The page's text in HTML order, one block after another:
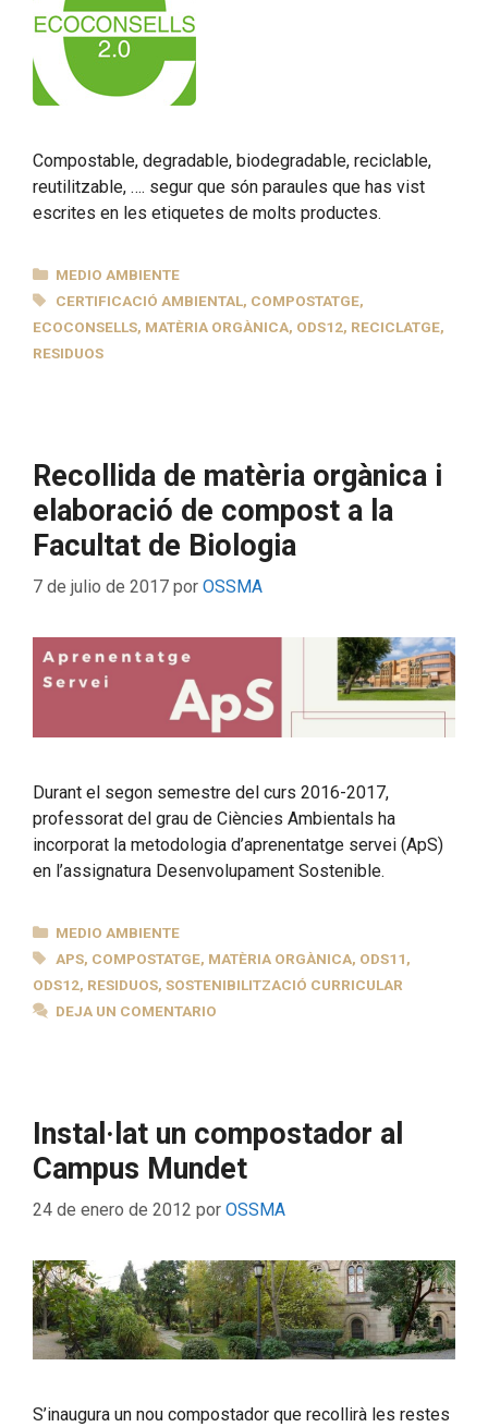
Compostable, degradable, biodegradable, reciclable,
reutilitzable, …. segur que són paraules que has vist
escrites en les etiquetes de molts productes.
CATEGORÍAS
MEDIO AMBIENTE
ETIQUETAS
CERTIFICACIÓ AMBIENTAL, COMPOSTATGE,
ECOCONSELLS, MATÈRIA ORGÀNICA, ODS12, RECICLATGE,
RESIDUOS
Recollida de matèria orgànica i
elaboració de compost a la
Facultat de Biologia
7 de julio de 2017 por OSSMA
Durant el segon semestre del curs 2016-2017,
professorat del grau de Ciències Ambientals ha
incorporat la metodologia d’aprenentatge servei (ApS)
en l’assignatura Desenvolupament Sostenible.
CATEGORÍAS
MEDIO AMBIENTE
ETIQUETAS
APS, COMPOSTATGE, MATÈRIA ORGÀNICA, ODS11,
ODS12, RESIDUOS, SOSTENIBILITZACIÓ CURRICULAR
DEJA UN COMENTARIO
Instal·lat un compostador al
Campus Mundet
24 de enero de 2012 por OSSMA
S’inaugura un nou compostador que recollirà les restes